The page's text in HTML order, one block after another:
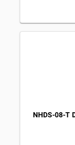
NHDS-08-T